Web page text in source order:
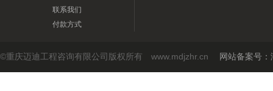
联系我们
付款方式
©重庆迈迪工程咨询有限公司版权所有 www.mdjzhr.cn 网站备案号